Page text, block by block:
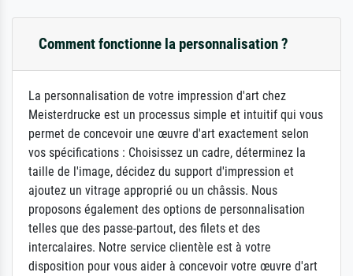
Comment fonctionne la personnalisation ?
La personnalisation de votre impression d'art chez
Meisterdrucke est un processus simple et intuitif qui vous
permet de concevoir une œuvre d'art exactement selon
vos spécifications : Choisissez un cadre, déterminez la
taille de l'image, décidez du support d'impression et
ajoutez un vitrage approprié ou un châssis. Nous
proposons également des options de personnalisation
telles que des passe-partout, des filets et des
intercalaires. Notre service clientèle est à votre
disposition pour vous aider à concevoir votre œuvre d'art